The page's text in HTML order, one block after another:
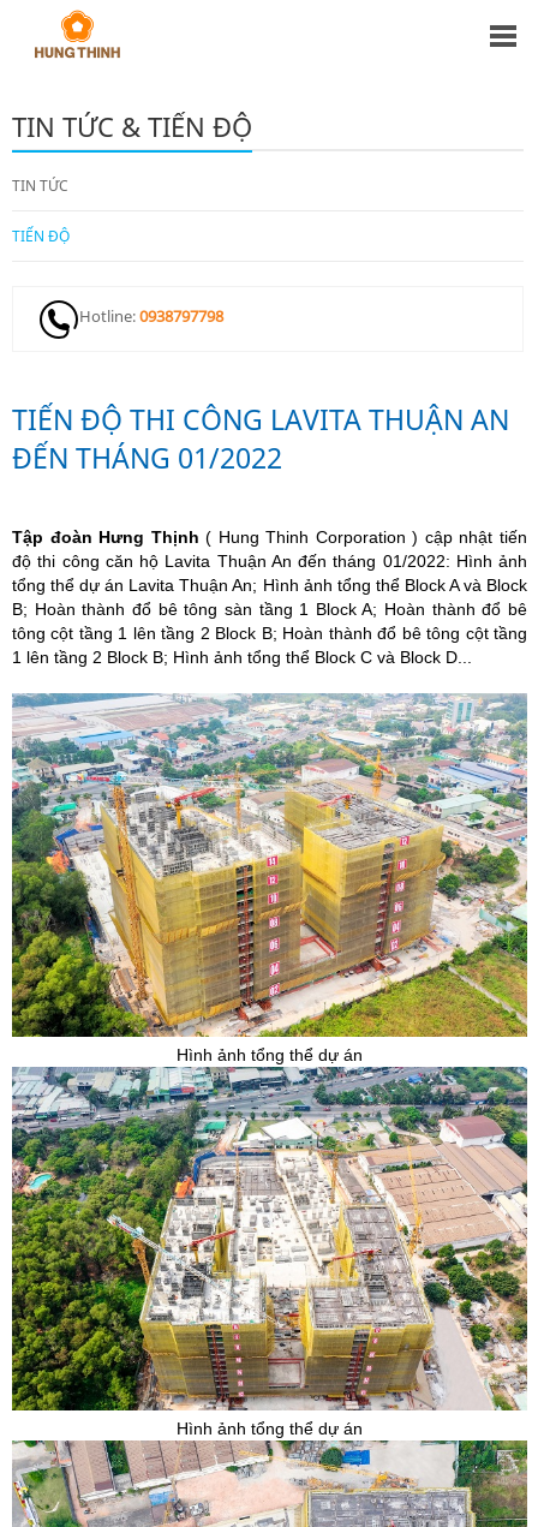
TIN TỨC & TIẾN ĐỘ
TIN TỨC
TIẾN ĐỘ
Hotline:0938797798
TIẾN ĐỘ THI CÔNG LAVITA THUẬN AN
ĐẾN THÁNG 01/2022
Tập đoàn Hưng Thịnh ( Hung Thinh Corporation ) cập nhật tiến
độ thi công căn hộ Lavita Thuận An đến tháng 01/2022: Hình ảnh
tổng thể dự án Lavita Thuận An; Hình ảnh tổng thể Block A và Block
B; Hoàn thành đổ bê tông sàn tầng 1 Block A; Hoàn thành đổ bê
tông cột tầng 1 lên tầng 2 Block B; Hoàn thành đổ bê tông cột tầng
1 lên tầng 2 Block B; Hình ảnh tổng thể Block C và Block D...
Hình ảnh tổng thể dự án
Hình ảnh tổng thể dự án